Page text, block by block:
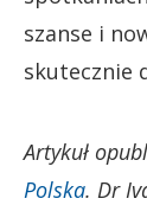
szanse i
skutecznie
Artykuł
Polska. Dr